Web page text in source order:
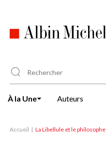
principal
À la Une Auteurs
Accueil La Libellule et le philosophe